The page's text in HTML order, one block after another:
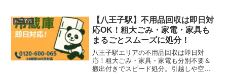
エリアも対応可能です。
八王子市
【八王子駅】不用品回収は即日対
応OK！粗大ごみ・家電・家具も
まるごとスムーズに処分！
八王子駅エリアの不用品回収は即日対
応！粗大ごみ・家具・家電も分別不要＆
搬出付きでスピード処分。引越しや空き